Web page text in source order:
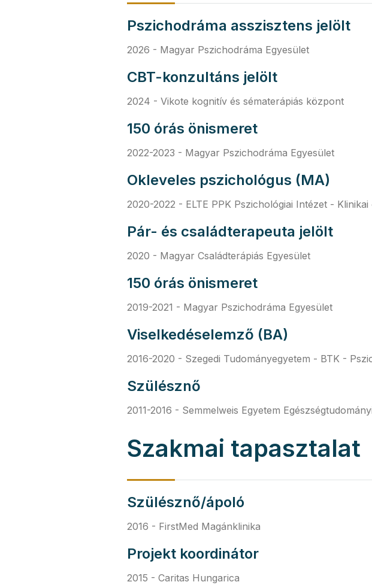
Pszichodráma asszisztens jelölt
2026 - Magyar Pszichodráma Egyesület
CBT-konzultáns jelölt
2024 - Vikote kognitív és sématerápiás központ
150 órás önismeret
2022-2023 - Magyar Pszichodráma Egyesület
Okleveles pszichológus (MA)
2020-2022 - ELTE PPK Pszichológiai Intézet -
Pár- és családterapeuta jelölt
2020 - Magyar Családterápiás Egyesület
150 órás önismeret
2019-2021 - Magyar Pszichodráma Egyesület
Viselkedéselemző (BA)
2016-2020 - Szegedi Tudományegyetem - BTK -
Szülésznő
2011-2016 - Semmelweis Egyetem
Szakmai tapasztalat
Szülésznő/ápoló
2016 - FirstMed Magánklinika
Projekt koordinátor
2015 - Caritas Hungarica